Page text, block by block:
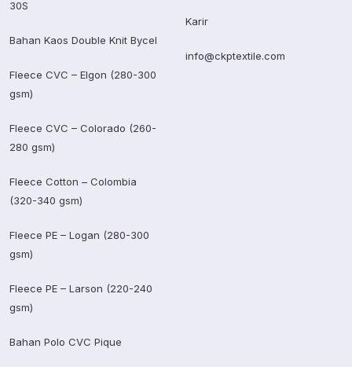
30S
Bahan Kaos Double Knit Bycel
Fleece CVC – Elgon (280-300
gsm)
Fleece CVC – Colorado (260-
280 gsm)
Fleece Cotton – Colombia
(320-340 gsm)
Fleece PE – Logan (280-300
gsm)
Fleece PE – Larson (220-240
gsm)
Bahan Polo CVC Pique
Karir
info@ckptextile.com